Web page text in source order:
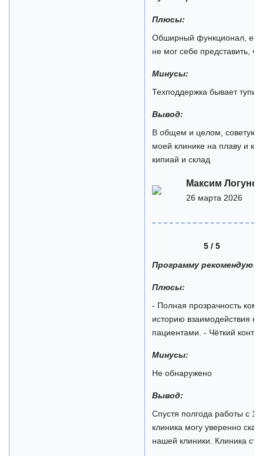
Плюсы:
Обширный функционал,
не мог себе представить,
Минусы:
Техподдержка бывает
Вывод:
В общем и целом, советую,
моей клинике на плаву и
кипиай и склад
Максим Логунов
26 марта 2026
5 / 5
Программу рекомендую
Плюсы:
- Полная прозрачность
историю взаимодействия
пациентами. - Чёткий
Минусы:
Не обнаружено
Вывод:
Спустя полгода работы с
клиника могу уверенно
нашей клиники. Клиника